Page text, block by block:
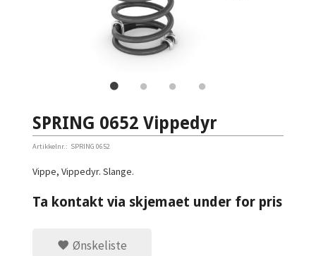
SPRING 0652 Vippedyr
Artikkelnr.: SPRING 0652
Vippe, Vippedyr. Slange.
Ta kontakt via skjemaet under for pris
Ønskeliste